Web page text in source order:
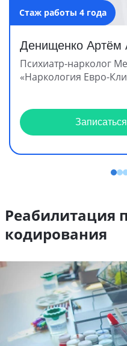
Стаж работы 4 года
Денищенко Артём
Психиатр-нарколог
«Наркология Евро-
Реабилитация
кодирования